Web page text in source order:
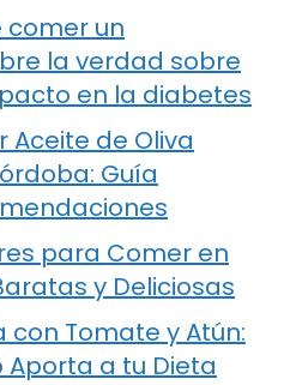
comer un
la verdad sobre
en la diabetes
Aceite de Oliva
Guía
para Comer en
y Deliciosas
Tomate y Atún:
a tu Dieta